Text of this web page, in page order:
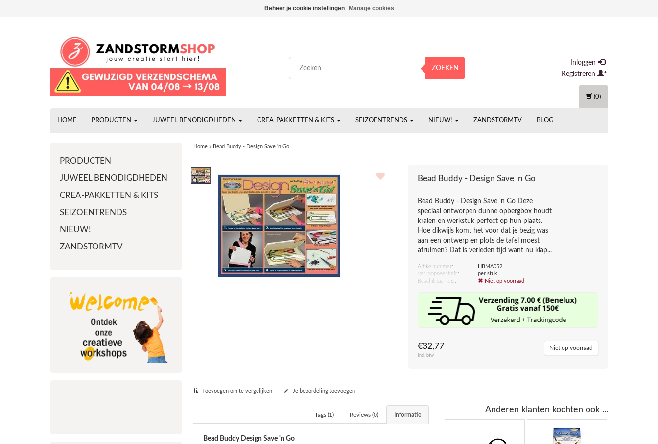
ZOEKEN
Inloggen
Registreren
HOME PRODUCTEN JUWEEL BENODIGDHEDEN CREA-PAKKETTEN & KITS SEIZOENTRENDS NIEUW! ZANDSTORMTV BLOG
(0)
PRODUCTEN
JUWEEL BENODIGDHEDEN
CREA-PAKKETTEN & KITS
SEIZOENTRENDS
NIEUW!
ZANDSTORMTV
Home» Bead Buddy - Design Save 'n Go
Bead Buddy - Design Save 'n Go
Bead Buddy - Design Save 'n Go Deze
speciaal ontworpen dunne opbergbox houdt
kralen en werkstuk perfect op hun plaats.
Hoe dikwijls komt het voor dat je bezig was
aan een ontwerp en plots de tafel moest
afruimen? Dat is verleden tijd want nu klap...
Artikelnummer:
HBMA052
Verkoopseenheid:
per stuk
Beschikbaarheid:
Niet op voorraad
€32,77
Incl. btw
Niet op voorraad
Toevoegen om te vergelijken Je beoordeling toevoegen
Informatie
Reviews (0)
Tags (1)
Bead Buddy Design Save 'n Go
Anderen klanten kochten ook ...
Beheer je cookie instellingen Manage cookies